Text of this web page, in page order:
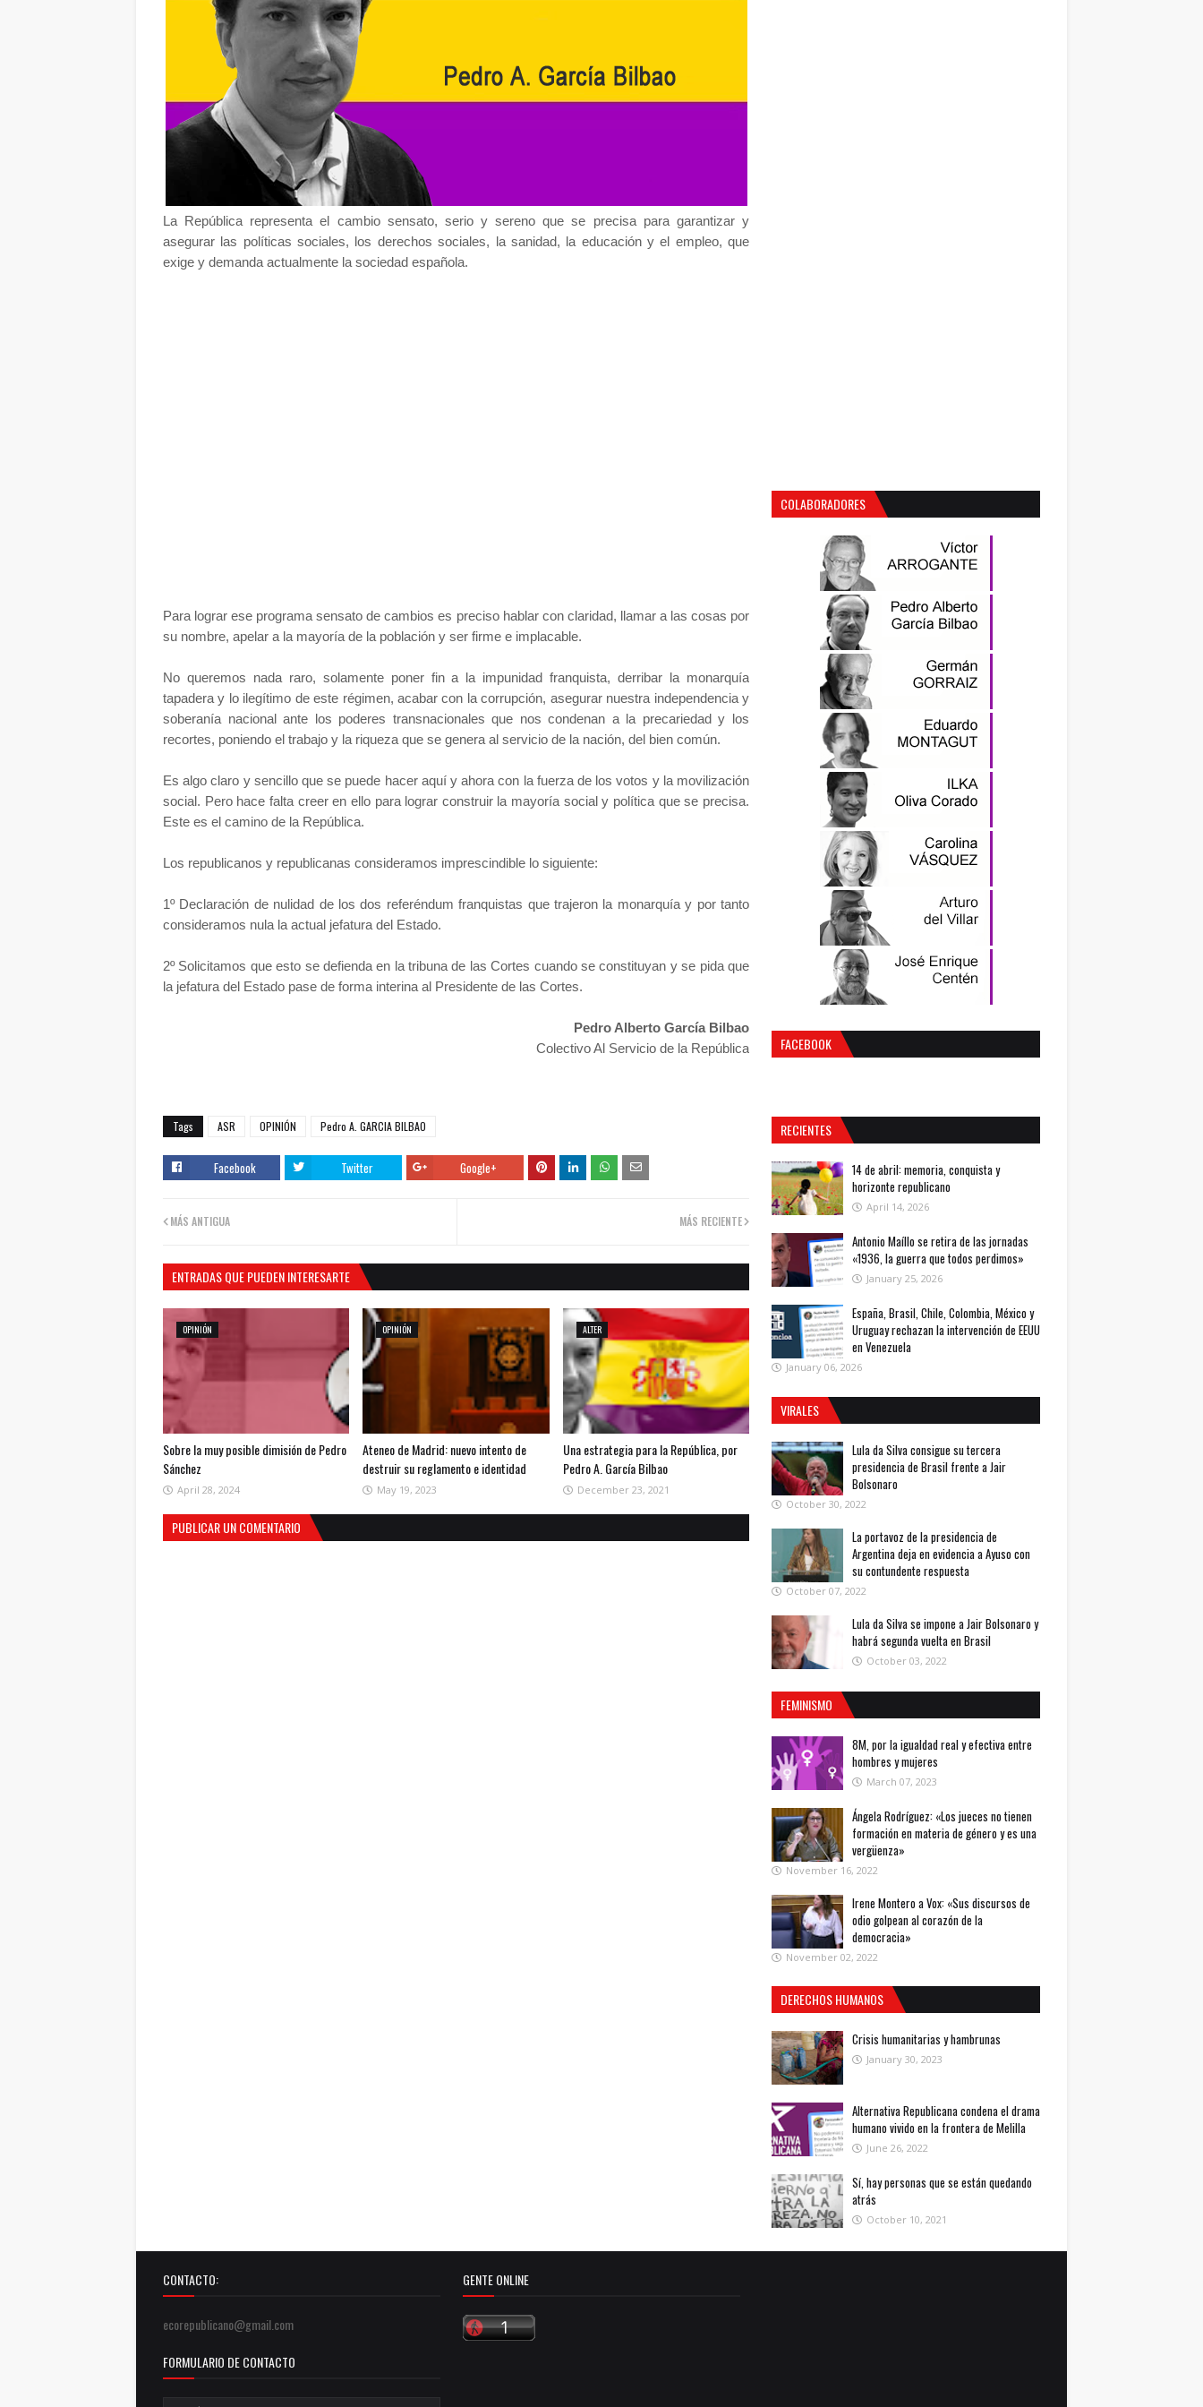
La República representa el cambio sensato, serio y sereno que se precisa para garantizar y
asegurar las políticas sociales, los derechos sociales, la sanidad, la educación y el empleo, que
exige y demanda actualmente la sociedad española.
Para lograr ese programa sensato de cambios es preciso hablar con claridad, llamar a las cosas por
su nombre, apelar a la mayoría de la población y ser firme e implacable.
No queremos nada raro, solamente poner fin a la impunidad franquista, derribar la monarquía
tapadera y lo ilegítimo de este régimen, acabar con la corrupción, asegurar nuestra independencia y
soberanía nacional ante los poderes transnacionales que nos condenan a la precariedad y los
recortes, poniendo el trabajo y la riqueza que se genera al servicio de la nación, del bien común.
Es algo claro y sencillo que se puede hacer aquí y ahora con la fuerza de los votos y la movilización
social. Pero hace falta creer en ello para lograr construir la mayoría social y política que se precisa.
Este es el camino de la República.
Los republicanos y republicanas consideramos imprescindible lo siguiente:
1º Declaración de nulidad de los dos referéndum franquistas que trajeron la monarquía y por tanto
consideramos nula la actual jefatura del Estado.
2º Solicitamos que esto se defienda en la tribuna de las Cortes cuando se constituyan y se pida que
la jefatura del Estado pase de forma interina al Presidente de las Cortes.
Pedro Alberto García Bilbao
Colectivo Al Servicio de la República
Tags ASR OPINIÓN Pedro A. GARCIA BILBAO
Facebook Twitter Google+
MÁS RECIENTE
MÁS ANTIGUA
ENTRADAS QUE PUEDEN INTERESARTE
OPINIÓN
Sobre la muy posible dimisión de Pedro
Sánchez
April 28, 2024
OPINIÓN
Ateneo de Madrid: nuevo intento de
destruir su reglamento e identidad
May 19, 2023
ALTER
Una estrategia para la República, por
Pedro A. García Bilbao
December 23, 2021
PUBLICAR UN COMENTARIO
COLABORADORES
FACEBOOK
RECIENTES
14 de abril: memoria, conquista y
horizonte republicano
April 14, 2026
Antonio Maíllo se retira de las jornadas
«1936, la guerra que todos perdimos»
January 25, 2026
España, Brasil, Chile, Colombia, México y
Uruguay rechazan la intervención de EEUU
en Venezuela
January 06, 2026
VIRALES
Lula da Silva consigue su tercera
presidencia de Brasil frente a Jair
Bolsonaro
October 30, 2022
La portavoz de la presidencia de
Argentina deja en evidencia a Ayuso con
su contundente respuesta
October 07, 2022
Lula da Silva se impone a Jair Bolsonaro y
habrá segunda vuelta en Brasil
October 03, 2022
FEMINISMO
8M, por la igualdad real y efectiva entre
hombres y mujeres
March 07, 2023
Ángela Rodríguez: «Los jueces no tienen
formación en materia de género y es una
vergüenza»
November 16, 2022
Irene Montero a Vox: «Sus discursos de
odio golpean al corazón de la
democracia»
November 02, 2022
DERECHOS HUMANOS
Crisis humanitarias y hambrunas
January 30, 2023
Alternativa Republicana condena el drama
humano vivido en la frontera de Melilla
June 26, 2022
Sí, hay personas que se están quedando
atrás
October 10, 2021
CONTACTO:
ecorepublicano@gmail.com
FORMULARIO DE CONTACTO
GENTE ONLINE